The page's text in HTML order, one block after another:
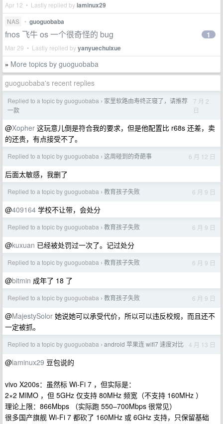
Apr 12 • Lastly replied bylaminux29
NAS • guoguobaba
fnos 飞牛 os 一个很奇怪的 bug
Mar 29 • Lastly replied byyanyuechuixue
1
» More topics by guoguobaba
guoguobaba's recent replies
Replied to a topic by guoguobaba › 家里软路由寿终正寝了，请推荐
一款
7 月 2
日
@Xopher 这玩意儿倒是符合我的要求，但是他配置比 r68s 还差，卖
的还贵，有点接受不了。
Replied to a topic by guoguobaba › 这周碰到的奇葩事 6 月 12 日
后面太敏感，我删了
Replied to a topic by guoguobaba › 教育孩子失败 6 月 9 日
@409164 学校不让带，会处分
Replied to a topic by guoguobaba › 教育孩子失败 6 月 9 日
@kuxuan 已经被处罚过一次了。记过处分
Replied to a topic by guoguobaba › 教育孩子失败 6 月 9 日
@bitmin 成年了 18 了
Replied to a topic by guoguobaba › 教育孩子失败 6 月 9 日
@MajestySolor 她说她可以承受代价，所以可以违反校规，而且还不
一定被抓。
Replied to a topic by guoguobaba › android 苹果连 wifi7 速度对比 4 月 13 日
@laminux29 豆包说的
vivo X200s：虽然标 Wi-Fi 7 ，但实际是：
2×2 MIMO ，但 5GHz 仅支持 80MHz 频宽（不支持 160MHz ）
理论上限：866Mbps （实际跑 550–700Mbps 很常见）
很多国产旗舰 Wi-Fi 7 都砍了 160MHz 或 6GHz 支持，只保留基础